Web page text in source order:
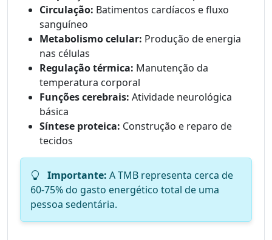
Circulação: Batimentos cardíacos e fluxo
sanguíneo
Metabolismo celular: Produção de energia
nas células
Regulação térmica: Manutenção da
temperatura corporal
Funções cerebrais: Atividade neurológica
básica
Síntese proteica: Construção e reparo de
tecidos
Importante: A TMB representa cerca de
60-75% do gasto energético total de uma
pessoa sedentária.